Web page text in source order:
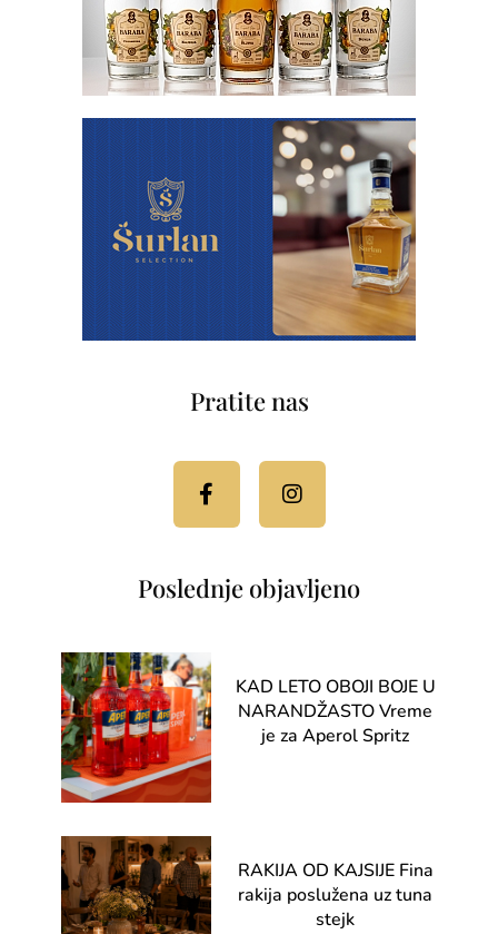
Pratite nas
f
Poslednje objavljeno
KAD LETO OBOJI BOJE U
NARANDŽASTO Vreme
je za Aperol Spritz
RAKIJA OD KAJSIJE Fina
rakija poslužena uz tuna
stejk